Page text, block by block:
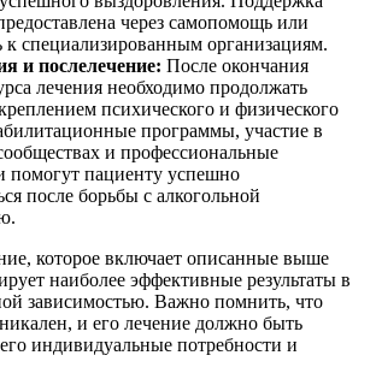
через самопомощь или
к специализированным организациям.
и послелечение: После окончания
лечения необходимо продолжать
психического и физического
программы, участие в
и профессиональные
помогут пациенту успешно
после борьбы с алкогольной
которое включает описанные выше
наиболее эффективные результаты в
зависимостью. Важно помнить, что
и его лечение должно быть
индивидуальные потребности и